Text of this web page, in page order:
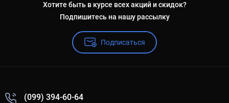
Хотите быть в курсе всех акций и скидок?
Подпишитесь на нашу рассылку
Подписаться
(099) 394-60-64